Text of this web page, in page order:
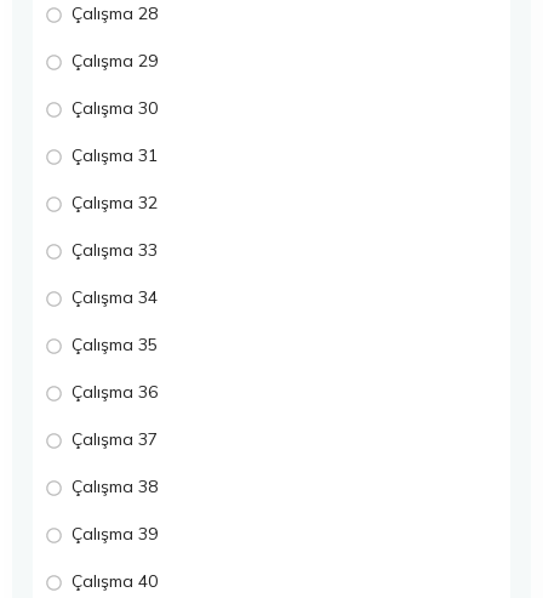
Çalışma 28
Çalışma 29
Çalışma 30
Çalışma 31
Çalışma 32
Çalışma 33
Çalışma 34
Çalışma 35
Çalışma 36
Çalışma 37
Çalışma 38
Çalışma 39
Çalışma 40